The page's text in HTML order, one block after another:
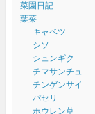
菜園日記
葉菜
キャベツ
シソ
シュンギク
チマサンチュ
チンゲンサイ
パセリ
ホウレン草